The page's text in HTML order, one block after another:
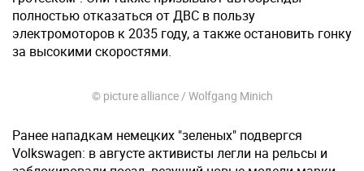
полностью отказаться от ДВС в пользу
электромоторов к 2035 году, а также остановить гонку
за высокими скоростями.
© picture alliance / Wolfgang Minich
Ранее нападкам немецких "зеленых" подвергся
Volkswagen: в августе активисты легли на рельсы и